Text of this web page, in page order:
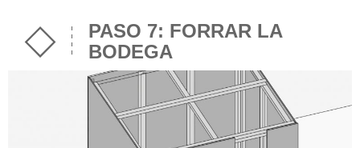
PASO 7: FORRAR LA
BODEGA